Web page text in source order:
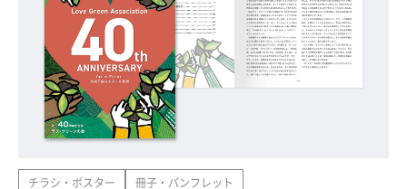
チラシ・ポスター 冊子・パンフレット